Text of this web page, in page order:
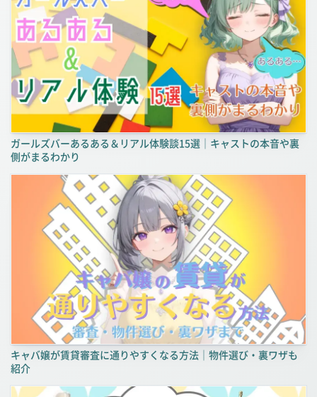
ガールズバーあるある＆リアル体験談15選｜キャストの本音や裏
側がまるわかり
キャバ嬢が賃貸審査に通りやすくなる方法｜物件選び・裏ワザも
紹介